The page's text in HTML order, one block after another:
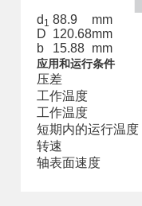
d 1 88.9
mm
D 120.68mm
b
15.88 mm
应用和运行条件
压差
工作温度
工作温度
短期内的运行温度
转速
轴表面速度